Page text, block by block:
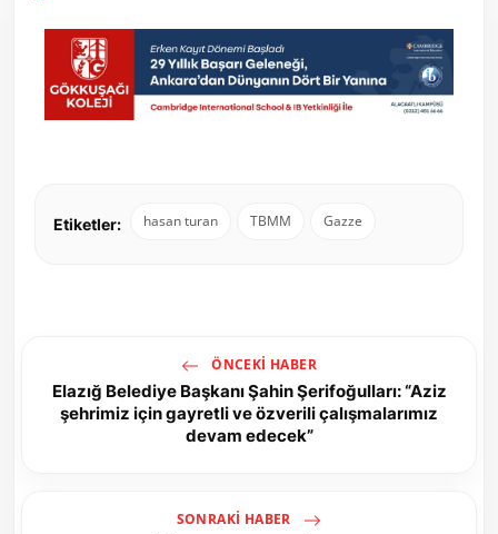
Etiketler: hasan turan TBMM Gazze
ÖNCEKI HABER
Elazığ Belediye Başkanı Şahin Şerifoğulları: “Aziz
şehrimiz için gayretli ve özverili çalışmalarımız
devam edecek”
SONRAKI HABER